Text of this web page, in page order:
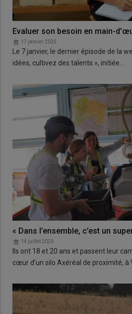
Evaluer son besoin en main-
17 janvier 2025
Le 7 janvier, le dernier épisode de la
idées, cultivez des talents », initiée…
« Dans l’ensemble, c’est un
14 juillet 2023
Ils ont 18 et 20 ans et passent leur
cœur d’un silo Axéréal de proximité, à